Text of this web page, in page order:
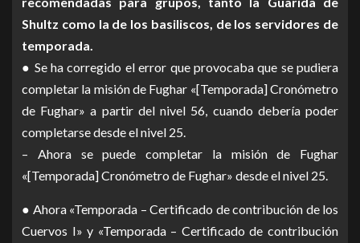
Shultz como la de los basiliscos, de los servidores de
temporada.
● Se ha corregido el error que provocaba que se pudiera
completar la misión de Fughar «[Temporada] Cronómetro
de Fughar» a partir del nivel 56, cuando debería poder
completarse desde el nivel 25.
– Ahora se puede completar la misión de Fughar
«[Temporada] Cronómetro de Fughar» desde el nivel 25.
● Ahora «Temporada – Certificado de contribución de los
Cuervos I» y «Temporada – Certificado de contribución